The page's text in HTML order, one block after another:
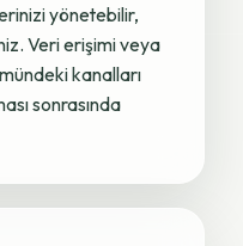
yönetebilir,
Veri erişimi veya
kanalları
sonrasında